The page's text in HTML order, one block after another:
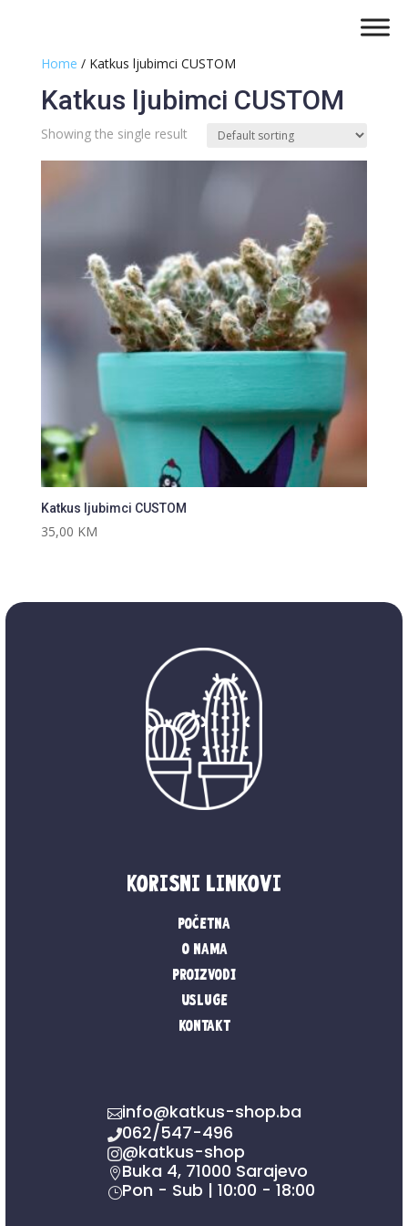
Home / Katkus ljubimci CUSTOM
Katkus ljubimci CUSTOM
Showing the single result
Katkus ljubimci CUSTOM
35,00 KM
Korisni linkovi
Početna
O nama
Proizvodi
Usluge
Kontakt
info@katkus-shop.ba
062/547-496
@katkus-shop
Buka 4, 71000 Sarajevo
}Pon - Sub | 10:00 - 18:00